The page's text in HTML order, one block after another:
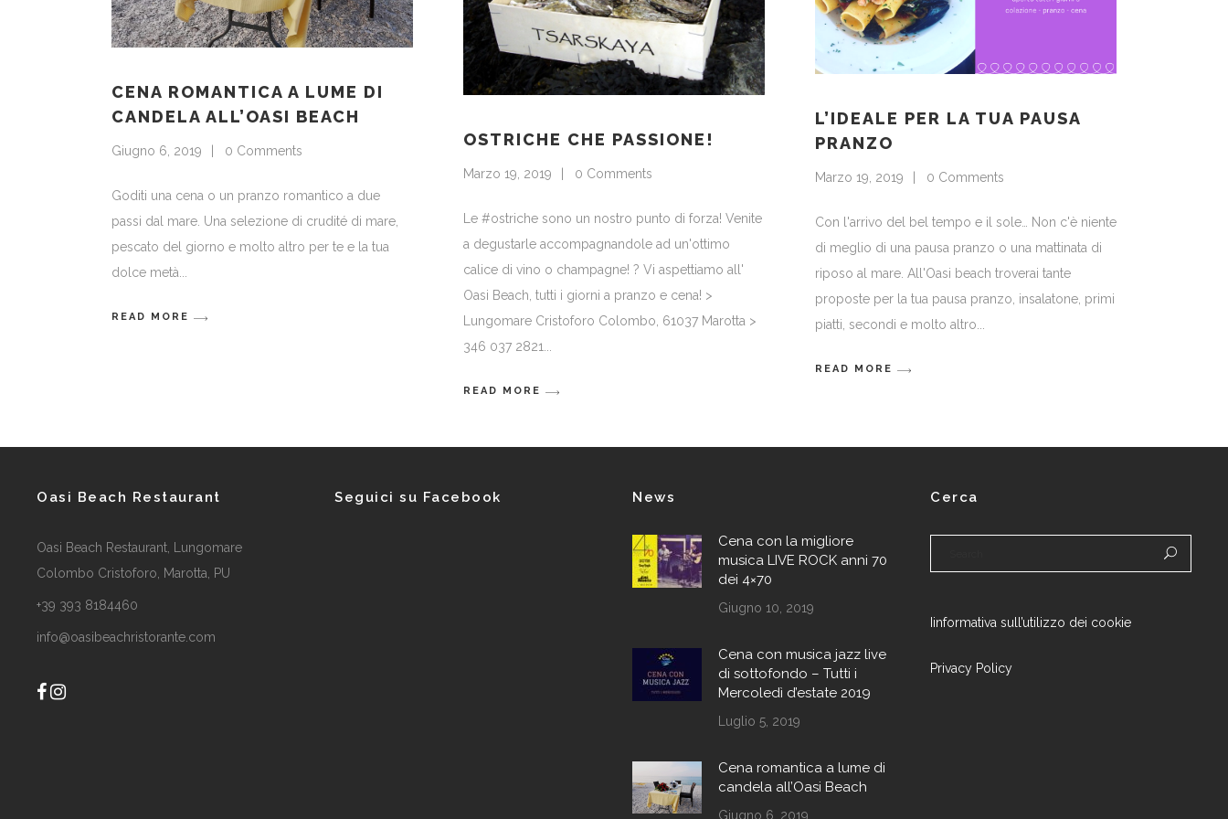
CENA ROMANTICA A LUME DI
CANDELA ALL’OASI BEACH
Giugno 6, 2019 0 Comments
Goditi una cena o un pranzo romantico a due
passi dal mare. Una selezione di crudité di mare,
pescato del giorno e molto altro per te e la tua
dolce metà
READ MORE
OSTRICHE CHE PASSIONE!
Marzo 19, 2019 0 Comments
Le #ostriche sono un nostro punto di forza! Venite
a degustarle accompagnandole ad un'ottimo
calice di vino o champagne! ? Vi aspettiamo all'
Oasi Beach, tutti i giorni a pranzo e cena! >
Lungomare Cristoforo Colombo, 61037 Marotta >
346 037 2821
READ MORE
L’IDEALE PER LA TUA PAUSA
PRANZO
Marzo 19, 2019 0 Comments
Con l'arrivo del bel tempo e il sole… Non c'è niente
di meglio di una pausa pranzo o una mattinata di
riposo al mare. All'Oasi beach troverai tante
proposte per la tua pausa pranzo, insalatone, primi
piatti, secondi e molto altro
READ MORE
Oasi Beach Restaurant
Oasi Beach Restaurant, Lungomare
Colombo Cristoforo, Marotta, PU
+39 393 8184460
info@oasibeachristorante.com
Seguici su Facebook News
Cena con la migliore
musica LIVE ROCK anni 70
dei 4×70
Giugno 10, 2019
Cena con musica jazz live
di sottofondo – Tutti i
Mercoledì d’estate 2019
Luglio 5, 2019
Cena romantica a lume di
candela all’Oasi Beach
Giugno 6, 2019
Cerca
Iinformativa sull’utilizzo dei cookie
Privacy Policy